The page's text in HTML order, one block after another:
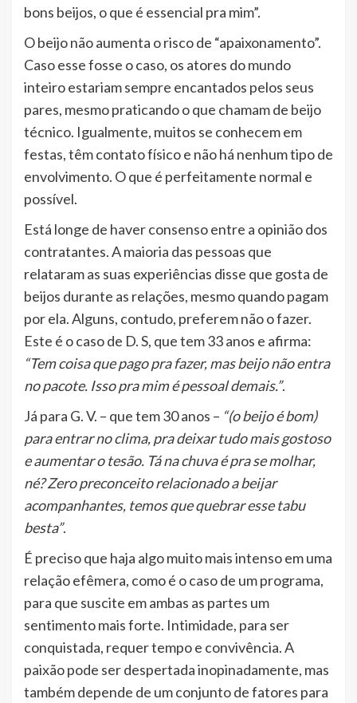
bons beijos, o que é essencial pra mim”.
O beijo não aumenta o risco de “apaixonamento”.
Caso esse fosse o caso, os atores do mundo
inteiro estariam sempre encantados pelos seus
pares, mesmo praticando o que chamam de beijo
técnico. Igualmente, muitos se conhecem em
festas, têm contato físico e não há nenhum tipo de
envolvimento. O que é perfeitamente normal e
possível.
Está longe de haver consenso entre a opinião dos
contratantes. A maioria das pessoas que
relataram as suas experiências disse que gosta de
beijos durante as relações, mesmo quando pagam
por ela. Alguns, contudo, preferem não o fazer.
Este é o caso de D. S, que tem 33 anos e afirma:
“Tem coisa que pago pra fazer, mas beijo não entra
no pacote. Isso pra mim é pessoal demais.”.
Já para G. V. – que tem 30 anos – “(o beijo é bom)
para entrar no clima, pra deixar tudo mais gostoso
e aumentar o tesão. Tá na chuva é pra se molhar,
né? Zero preconceito relacionado a beijar
acompanhantes, temos que quebrar esse tabu
besta”.
É preciso que haja algo muito mais intenso em uma
relação efêmera, como é o caso de um programa,
para que suscite em ambas as partes um
sentimento mais forte. Intimidade, para ser
conquistada, requer tempo e convivência. A
paixão pode ser despertada inopinadamente, mas
também depende de um conjunto de fatores para